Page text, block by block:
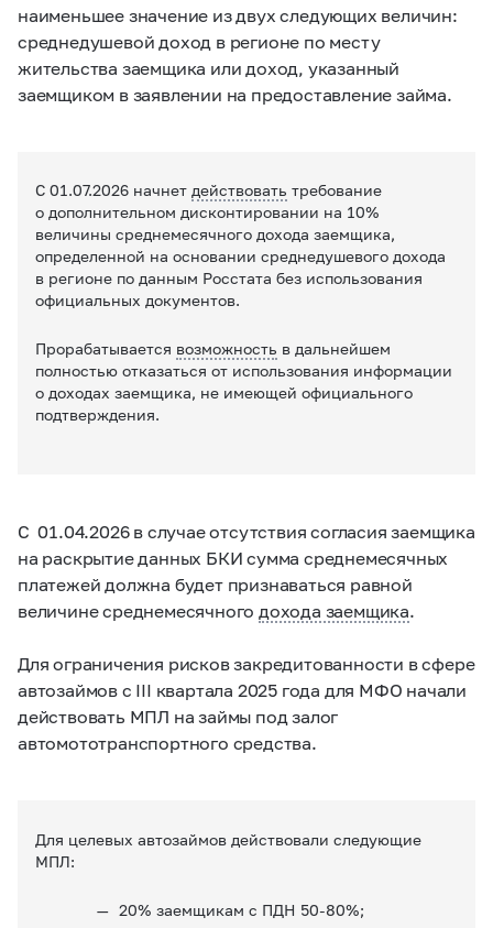
наименьшее значение из двух следующих величин:
среднедушевой доход в регионе по месту
жительства заемщика или доход, указанный
заемщиком в заявлении на предоставление займа.
С 01.07.2026 начнет действовать требование
о дополнительном дисконтировании на 10%
величины среднемесячного дохода заемщика,
определенной на основании среднедушевого дохода
в регионе по данным Росстата без использования
официальных документов.
Прорабатывается возможность в дальнейшем
полностью отказаться от использования информации
о доходах заемщика, не имеющей официального
подтверждения.
С 01.04.2026 в случае отсутствия согласия заемщика
на раскрытие данных БКИ сумма среднемесячных
платежей должна будет признаваться равной
величине среднемесячногодохода заемщика.
Для ограничения рисков закредитованности в сфере
автозаймов с III квартала 2025 года для МФО начали
действовать МПЛ на займы под залог
автомототранспортного средства.
Для целевых автозаймов действовали следующие
МПЛ:
20% заемщикам с ПДН 50-80%;